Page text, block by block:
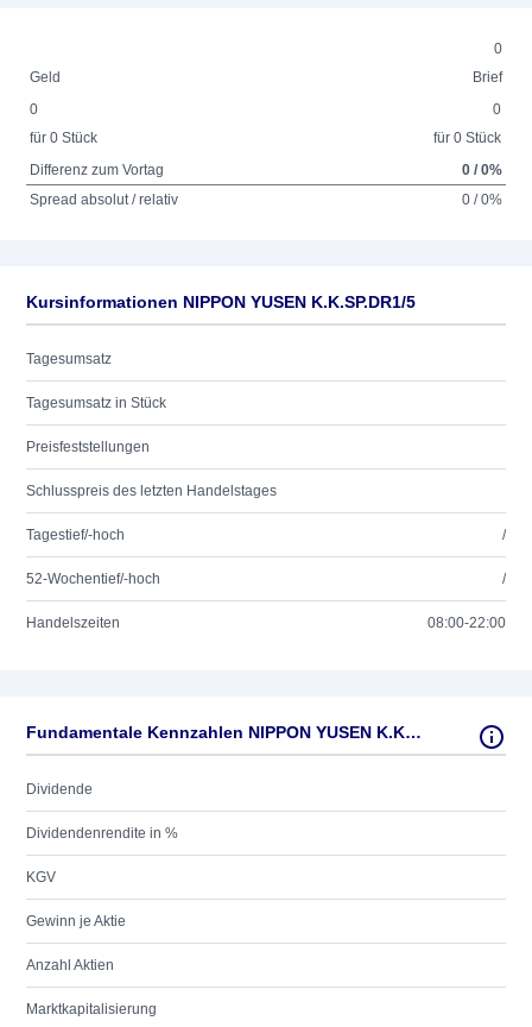
0
Geld
Brief
0
für 0 Stück
0
für 0 Stück
Differenz zum Vortag
0 / 0%
Spread absolut / relativ
0 / 0%
Kursinformationen NIPPON YUSEN K.K.SP.DR1/5
Tagesumsatz
Tagesumsatz in Stück
Preisfeststellungen
Schlusspreis des letzten Handelstages
Tagestief/-hoch /
52-Wochentief/-hoch /
Handelszeiten 08:00-22:00
Fundamentale Kennzahlen NIPPON YUSEN K.K.SP.DR1/5
Dividende
Dividendenrendite in %
KGV
Gewinn je Aktie
Anzahl Aktien
Marktkapitalisierung